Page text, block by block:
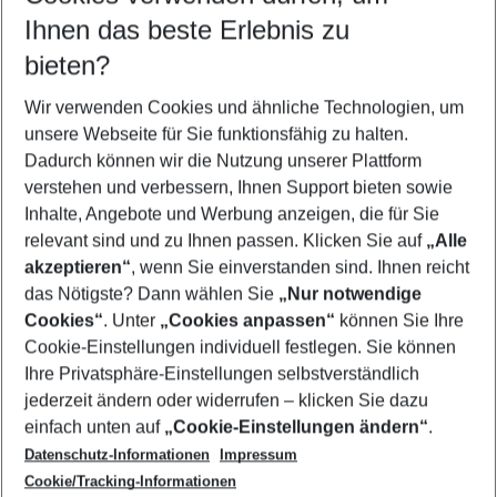
Reisezeitraum wählen
10.08.26– 08.08.27 5-8 Nächte
2 Erwachsene Keine Kinder
Mehr Filter anzeigen
Footer
Footer navigation
Über uns
AGB
Cookie-Einstellungen ändern
Cookie-Richtlinie
Datenschutz
Service & Hilfe
Barrierefreies Reisen
Check-in
Folgen Sie uns
Ihnen das beste Erlebnis zu
bieten?
Wir verwenden Cookies und ähnliche Technologien, um
unsere Webseite für Sie funktionsfähig zu halten.
Dadurch können wir die Nutzung unserer Plattform
verstehen und verbessern, Ihnen Support bieten sowie
Inhalte, Angebote und Werbung anzeigen, die für Sie
relevant sind und zu Ihnen passen. Klicken Sie auf „Alle
akzeptieren“, wenn Sie einverstanden sind. Ihnen reicht
das Nötigste? Dann wählen Sie „Nur notwendige
Cookies“. Unter „Cookies anpassen“ können Sie Ihre
Cookie-Einstellungen individuell festlegen. Sie können
Ihre Privatsphäre-Einstellungen selbstverständlich
jederzeit ändern oder widerrufen – klicken Sie dazu
einfach unten auf „Cookie-Einstellungen ändern“.
Datenschutz-Informationen
Impressum
Cookie/Tracking-Informationen